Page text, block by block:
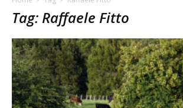
Tag: Raffaele Fitto